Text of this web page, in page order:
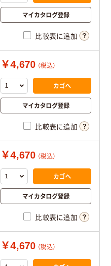
マイカタログ登録
比較表に追加
￥4,670 （税込）
カゴへ
マイカタログ登録
比較表に追加
￥4,670 （税込）
カゴへ
マイカタログ登録
比較表に追加
￥4,670 （税込）